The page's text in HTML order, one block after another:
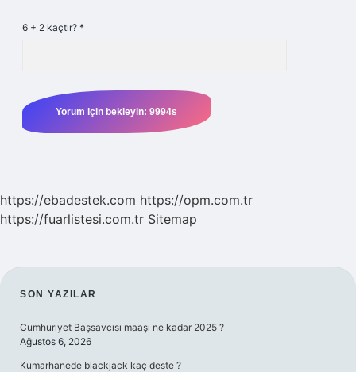
6 + 2 kaçtır? *
https://ebadestek.com https://opm.com.tr
https://fuarlistesi.com.tr Sitemap
SIDEBAR
SON YAZILAR
Cumhuriyet Başsavcısı maaşı ne kadar 2025 ?
Ağustos 6, 2026
Kumarhanede blackjack kaç deste ?